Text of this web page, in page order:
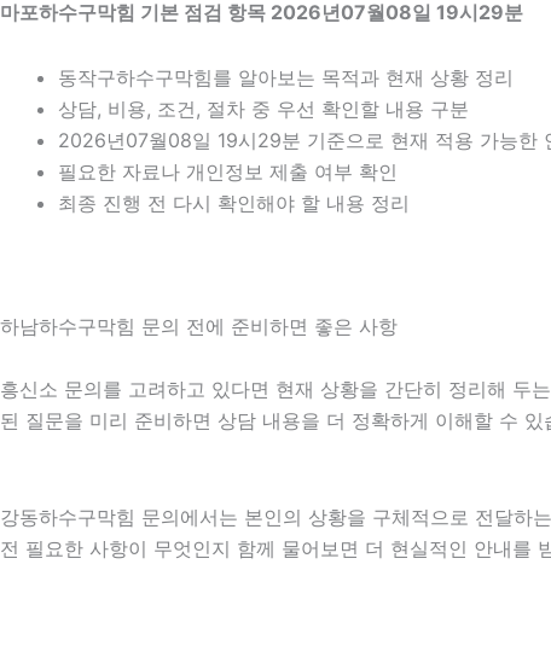
마포하수구막힘 기본 점검 항목 2026년07월08일 19시29분
동작구하수구막힘를 알아보는 목적과 현재 상황 정리
상담, 비용, 조건, 절차 중 우선 확인할 내용 구분
2026년07월08일 19시29분 기준으로 현재 적용 가능한
필요한 자료나 개인정보 제출 여부 확인
최종 진행 전 다시 확인해야 할 내용 정리
하남하수구막힘 문의 전에 준비하면 좋은 사항
흥신소 문의를 고려하고 있다면 현재 상황을 간단히 정리해
된 질문을 미리 준비하면 상담 내용을 더 정확하게 이해할 수
강동하수구막힘 문의에서는 본인의 상황을 구체적으로 전달하
전 필요한 사항이 무엇인지 함께 물어보면 더 현실적인 안내